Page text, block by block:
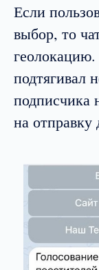
Если
выбор, то
подтягивал
подписчика
на отправку